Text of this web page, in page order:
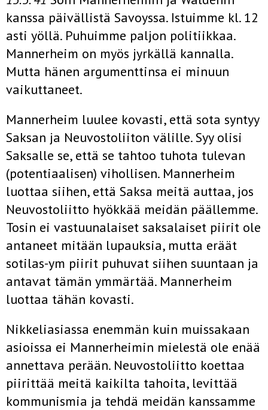
kanssa päivällistä Savoyssa. Istuimme kl. 12
asti yöllä. Puhuimme paljon politiikkaa.
Mannerheim on myös jyrkällä kannalla.
Mutta hänen argu­menttinsa ei minuun
vaikuttaneet.
Mannerheim luulee kovasti, että sota syntyy
Saksan ja Neuvos­toliiton välille. Syy olisi
Saksalle se, että se tahtoo tuhota tulevan
(potentiaalisen) vihollisen. Mannerheim
luottaa siihen, että Saksa meitä auttaa, jos
Neuvostoliitto hyökkää meidän päällemme.
To­sin ei vastuunalaiset saksalaiset piirit ole
antaneet mitään lupauksia, mutta eräät
sotilas-ym piirit puhuvat siihen suuntaan ja
anta­vat tämän ymmärtää. Mannerheim
luottaa tähän kovasti.
Nikkeliasiassa enemmän kuin muissakaan
asioissa ei Manner­heimin mielestä ole enää
annettava perään. Neuvostoliitto koet­taa
piirittää meitä kaikilta tahoita, levittää
kommunismia ja teh­dä meidän kanssamme